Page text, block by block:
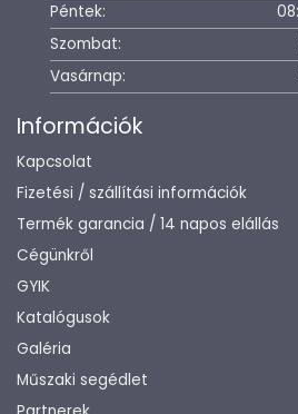
Péntek:
Szombat:
Vasárnap:
Információk
Kapcsolat
Fizetési / szállítási információk
Termék garancia / 14 napos elállás
Cégünkről
GYIK
Katalógusok
Galéria
Műszaki segédlet